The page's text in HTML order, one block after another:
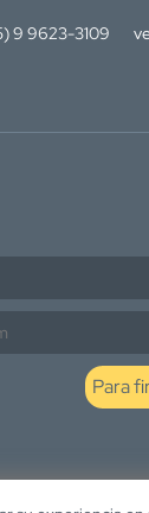
9 9623-3109
Para